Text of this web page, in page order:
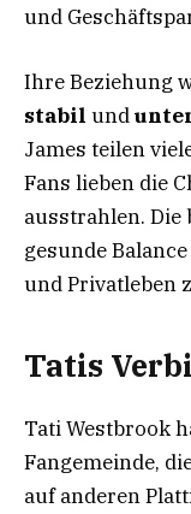
und
Ihre Beziehung
stabil und
James teilen
Fans lieben die
ausstrahlen. Die
gesunde
und Privatleben
Tatis
Tati Westbrook
Fangemeinde,
auf anderen